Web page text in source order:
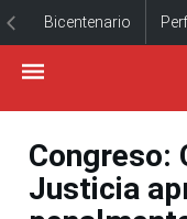
Bicentenario
Congreso:
Justicia